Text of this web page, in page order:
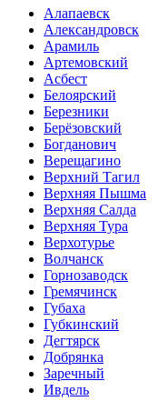
Алапаевск
Александровск
Арамиль
Артемовский
Асбест
Белоярский
Березники
Берёзовский
Богданович
Верещагино
Верхний Тагил
Верхняя Пышма
Верхняя Салда
Верхняя Тура
Верхотурье
Волчанск
Горнозаводск
Гремячинск
Губаха
Губкинский
Дегтярск
Добрянка
Заречный
Ивдель